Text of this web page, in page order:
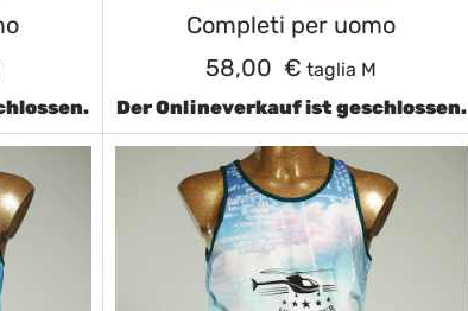
Completi per uomo
58,00 € taglia M
Der Onlineverkauf ist geschlossen.